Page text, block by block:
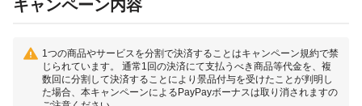
キャンペーン内容
1つの商品やサービスを分割で決済することはキャンペーン規約で禁
じられています。 通常1回の決済にて支払うべき商品等代金を、複
数回に分割して決済することにより景品付与を受けたことが判明し
た場合、本キャンペーンによるPayPayボーナスは取り消されますの